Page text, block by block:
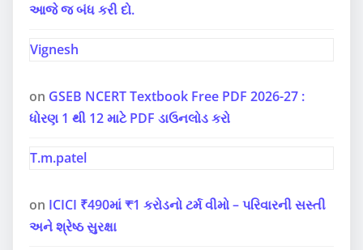
આજે જ બંધ કરી દો.
Vignesh
on GSEB NCERT Textbook Free PDF 2026-27 :
ધોરણ 1 થી 12 માટે PDF ડાઉનલોડ કરો
T.m.patel
on ICICI ₹490માં ₹1 કરોડનો ટર્મ વીમો – પરિવારની સસ્તી
અને શ્રેષ્ઠ સુરક્ષા